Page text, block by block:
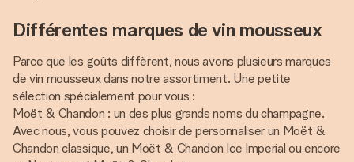
Différentes marques de vin mousseux
Parce que les goûts diffèrent, nous avons plusieurs marques
de vin mousseux dans notre assortiment. Une petite
sélection spécialement pour vous :
Moët & Chandon : un des plus grands noms du champagne.
Avec nous, vous pouvez choisir de personnaliser un Moët &
Chandon classique, un Moët & Chandon Ice Imperial ou encore